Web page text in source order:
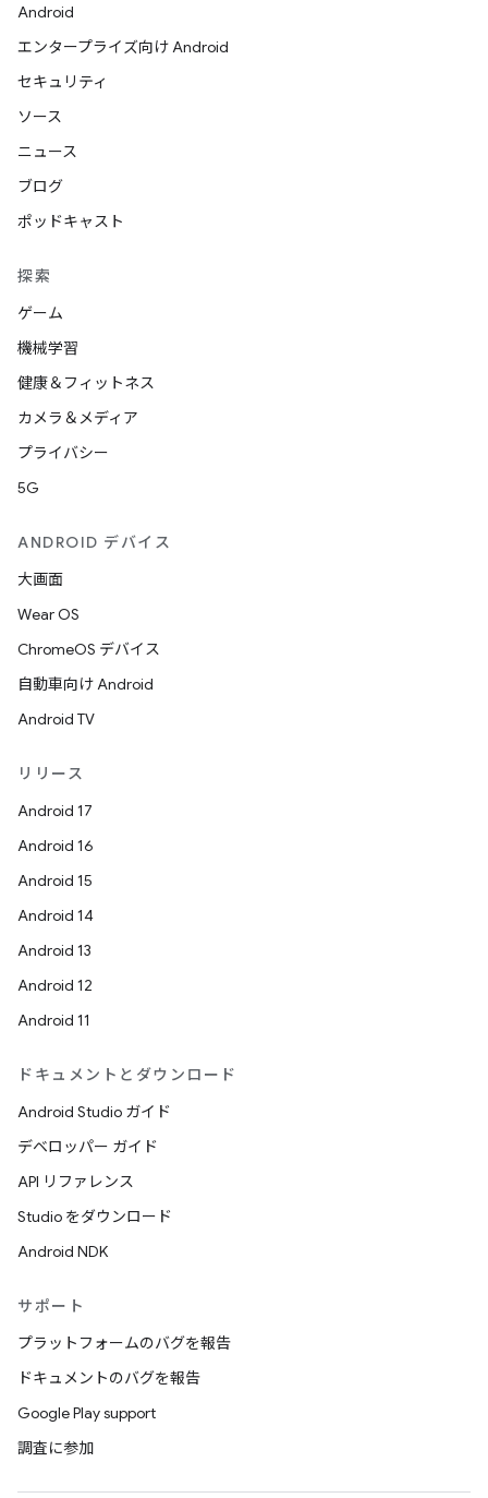
Android
エンタープライズ向け Android
セキュリティ
ソース
ニュース
ブログ
ポッドキャスト
探索
ゲーム
機械学習
健康＆フィットネス
カメラ＆メディア
プライバシー
5G
ANDROID デバイス
大画面
Wear OS
ChromeOS デバイス
自動車向け Android
Android TV
リリース
Android 17
Android 16
Android 15
Android 14
Android 13
Android 12
Android 11
ドキュメントとダウンロード
Android Studio ガイド
デベロッパー ガイド
API リファレンス
Studio をダウンロード
Android NDK
サポート
プラットフォームのバグを報告
ドキュメントのバグを報告
Google Play support
調査に参加